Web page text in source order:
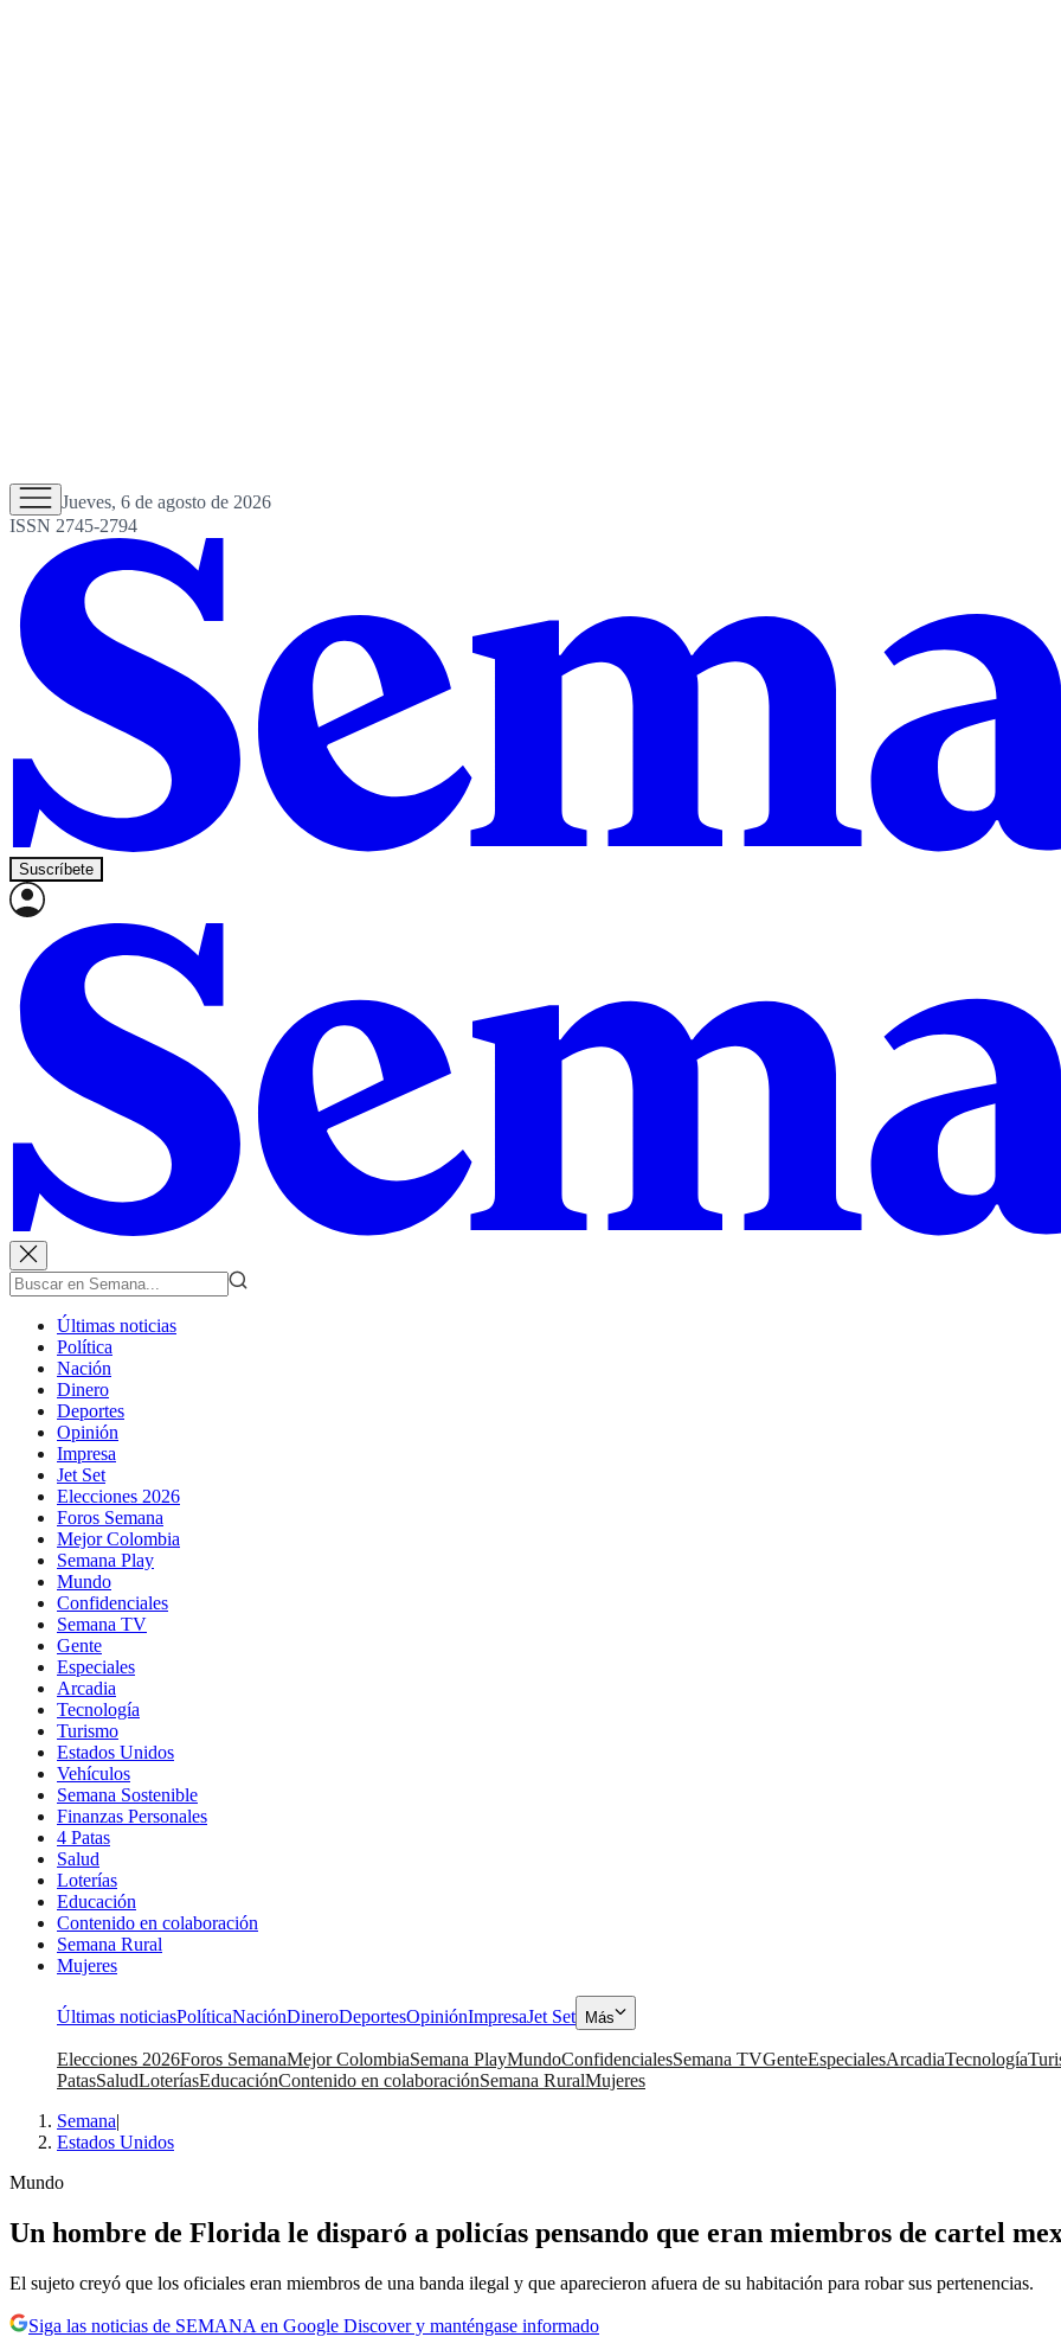
Jueves, 6 de agosto de 2026
ISSN 2745-2794
Suscríbete
Últimas noticias
Política
Nación
Dinero
Deportes
Opinión
Impresa
Jet Set
Elecciones 2026
Foros Semana
Mejor Colombia
Semana Play
Mundo
Confidenciales
Semana TV
Gente
Especiales
Arcadia
Tecnología
Turismo
Estados Unidos
Vehículos
Semana Sostenible
Finanzas Personales
4 Patas
Salud
Loterías
Educación
Contenido en colaboración
Semana Rural
Mujeres
Últimas noticiasPolíticaNaciónDineroDeportesOpiniónImpresaJet Set Más
Elecciones 2026Foros SemanaMejor ColombiaSemana PlayMundoConfidencialesSemana TVGenteEspecialesArcadiaTecnología
PatasSaludLoteríasEducaciónContenido en colaboraciónSemana RuralMujeres
Semana|
Estados Unidos
Mundo
Un hombre de Florida le disparó a policías pensando que eran miembros de cartel
El sujeto creyó que los oficiales eran miembros de una banda ilegal y que aparecieron afuera de su habitación para robar sus pertenencias.
Siga las noticias de SEMANA en Google Discover y manténgase informado